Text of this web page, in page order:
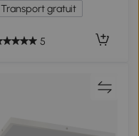
Transport gratuit
5